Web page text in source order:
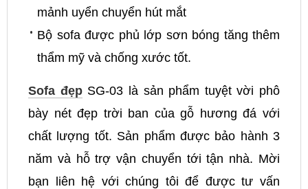
mảnh uyển chuyển hút mắt
Bộ sofa được phủ lớp sơn bóng tăng thêm
thẩm mỹ và chống xước tốt.
Sofa đẹpSG-03 là sản phẩm tuyệt vời phô
bày nét đẹp trời ban của gỗ hương đá với
chất lượng tốt. Sản phẩm được bảo hành 3
năm và hỗ trợ vận chuyển tới tận nhà. Mời
bạn liên hệ với chúng tôi để được tư vấn